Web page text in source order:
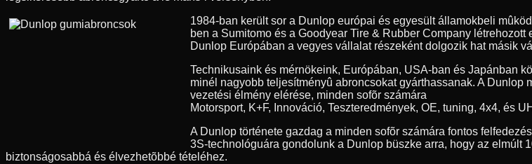
1984-ban került sor a Dunlop európai és egyesült államokbeli
ben a Sumitomo és a Goodyear Tire & Rubber Company
Dunlop Európában a vegyes vállalat részeként dolgozik hat másik
Technikusaink és mérnökeink, Európában, USA-ban és Japánban
minél nagyobb teljesítményû abroncsokat gyárthassanak. A
vezetési élmény elérése, minden sofõr számára
Motorsport, K+F, Innováció, Teszteredmények, OE, tuning, 4x4, és
A Dunlop története gazdag a minden sofõr számára fontos
3S-technológuára gondolunk a Dunlop büszke arra, hogy az
biztonságosabbá és élvezhetõbbé tételéhez.